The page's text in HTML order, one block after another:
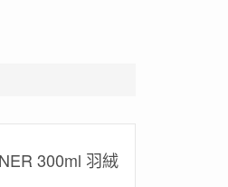
300ml 羽絨